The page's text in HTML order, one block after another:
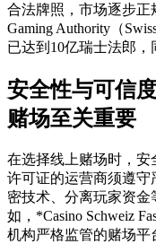
合法牌照，市场逐步正
Gaming Authority（
已达到10亿瑞士法郎，
安全性与可信
赌场至关重要
在选择线上赌场时，
许可证的运营商须遵守
密技术、分离玩家资金
如，*Casino Schweiz
机构严格监管的赌场平